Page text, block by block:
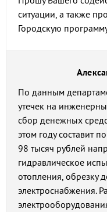
ситуации, а также
Городскую
По данным
утечек на
сбор денежных
этом году составит
98 тысяч рублей
гидравлическое
отопления, обрезку
электроснабжения.